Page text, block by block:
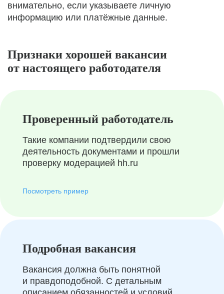
внимательно, если указываете личную
информацию или платёжные данные.
Признаки хорошей вакансии
от настоящего работодателя
Проверенный работодатель
Такие компании подтвердили свою
деятельность документами и прошли
проверку модерацией hh.ru
Посмотреть пример
Подробная вакансия
Вакансия должна быть понятной
и правдоподобной. С детальным